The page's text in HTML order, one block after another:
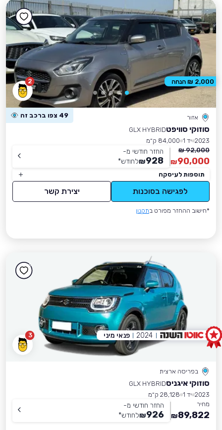
2
אזור 49 צפו ברכב זה
סוזוקי סוויפטGLX HYBRID
2023 יד 1
84,000 ק״מ
92,000 ₪
90,000
₪
החזר חודשי מ-
928
₪לחודש*
תוספות לעיסקה
לפגישה בסוכנות יצירת קשר
*חישוב ההחזר מפורט בתקנון
2,000 ₪ הנחה
3
בפריסה ארצית
סוזוקי איגניסGLX HYBRID
2023 יד 1
28,128 ק״מ
מחיר
89,822
₪
החזר חודשי מ-
926
₪לחודש*
2024 פנאי מיני